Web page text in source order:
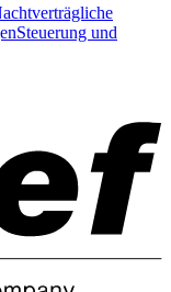
Steuerung und